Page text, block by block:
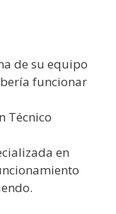
de su equipo
funcionar
Técnico
en